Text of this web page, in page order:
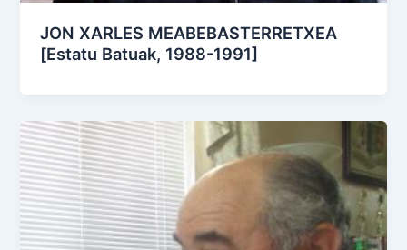
JON XARLES MEABEBASTERRETXEA
[Estatu Batuak, 1988-1991]